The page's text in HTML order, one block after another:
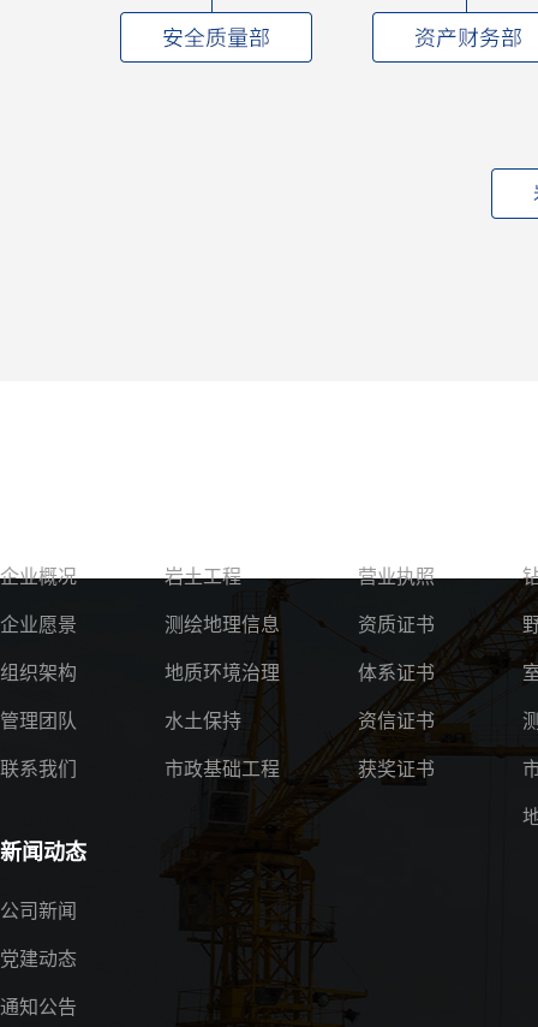
企业概况
企业愿景
组织架构
管理团队
联系我们
岩土工程
测绘地理信息
地质环境治理
水土保持
市政基础工程
营业执照
资质证书
体系证书
资信证书
获奖证书
新闻动态
公司新闻
党建动态
通知公告